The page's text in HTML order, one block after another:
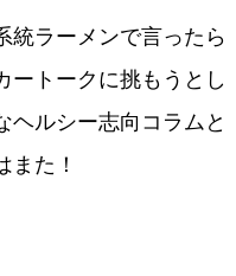
統ラーメンで言ったら
ートークに挑もうとし
ヘルシー志向コラムと
た！